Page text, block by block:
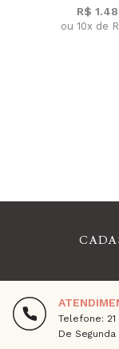
R$
ou 10x de
Telefone: 21
De